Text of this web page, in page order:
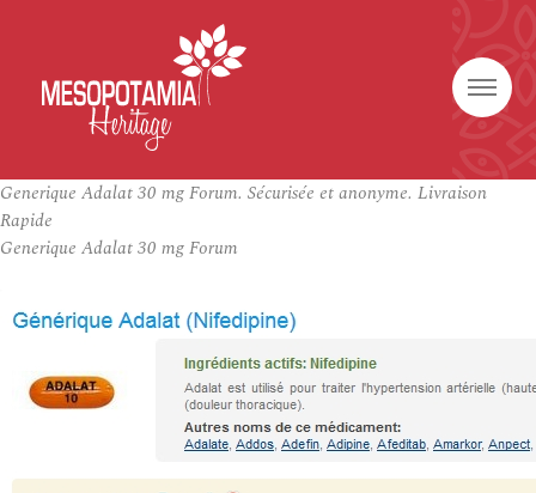
Generique Adalat 30 mg Forum. Sécurisée et anonyme. Livraison
Rapide
Generique Adalat 30 mg Forum